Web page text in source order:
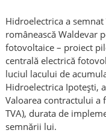
Hidroelectrica a
românească Waldevar
fotovoltaice – proiect
centrală electrică
luciul lacului de
Hidroelectrica Ipotești,
Valoarea contractului a
TVA), durata de
semnării lui.